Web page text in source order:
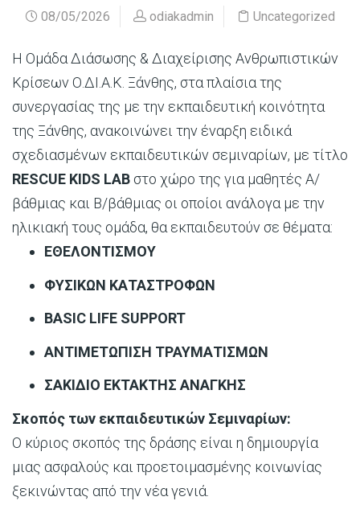
08/05/2026 odiakadmin Uncategorized
Η Ομάδα Διάσωσης & Διαχείρισης Ανθρωπιστικών
Κρίσεων Ο.ΔΙ.Α.Κ. Ξάνθης, στα πλαίσια της
συνεργασίας της με την εκπαιδευτική κοινότητα
της Ξάνθης, ανακοινώνει την έναρξη ειδικά
σχεδιασμένων εκπαιδευτικών σεμιναρίων, με τίτλο
RESCUE KIDS LAB στο χώρο της για μαθητές Α/
βάθμιας και Β/βάθμιας οι οποίοι ανάλογα με την
ηλικιακή τους ομάδα, θα εκπαιδευτούν σε θέματα:
ΕΘΕΛΟΝΤΙΣΜΟΥ
ΦΥΣΙΚΩΝ ΚΑΤΑΣΤΡΟΦΩΝ
ΒASIC LIFE SUPPORT
ΑΝΤΙΜΕΤΩΠΙΣΗ ΤΡΑΥΜΑΤΙΣΜΩΝ
ΣΑΚΙΔΙΟ ΕΚΤΑΚΤΗΣ ΑΝΑΓΚΗΣ
Σκοπός των εκπαιδευτικών Σεμιναρίων:
Ο κύριος σκοπός της δράσης είναι η δημιουργία
μιας ασφαλούς και προετοιμασμένης κοινωνίας
ξεκινώντας από την νέα γενιά.